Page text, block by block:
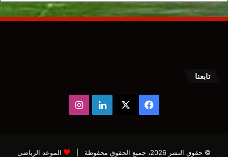
تابعنا
فيسبوك لينكدإنانستقرام
© حقوق النشر 2026، جميع الحقوق محفوظة | الموعد الرياضي